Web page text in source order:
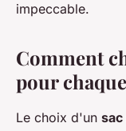
impeccable.
Comment
pour
Le choix d'un sac